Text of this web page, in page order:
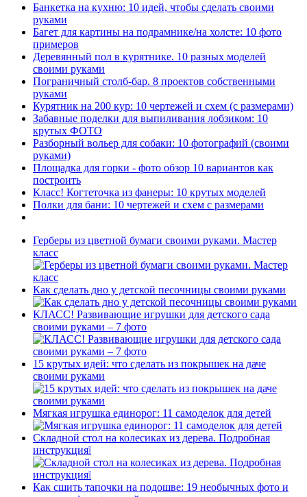
Банкетка на кухню: 10 идей, чтобы сделать своими
руками
Багет для картины на подрамнике/на холсте: 10 фото
примеров
Деревянный пол в курятнике. 10 разных моделей
своими руками
Пограничный столб-бар. 8 проектов собственными
руками
Курятник на 200 кур: 10 чертежей и схем (с размерами)
Забавные поделки для выпиливания лобзиком: 10
крутых ФОТО
Разборный вольер для собаки: 10 фотографий (своими
руками)
Площадка для горки - фото обзор 10 вариантов как
построить
Класс! Когтеточка из фанеры: 10 крутых моделей
Полки для бани: 10 чертежей и схем с размерами
Герберы из цветной бумаги своими руками. Мастер
класс
Как сделать дно у детской песочницы своими руками
КЛАСС! Развивающие игрушки для детского сада
своими руками – 7 фото
15 крутых идей: что сделать из покрышек на даче
своими руками
Мягкая игрушка единорог: 11 самоделок для детей
Складной стол на колесиках из дерева. Подробная
инструкция❕
Как сшить тапочки на подошве: 19 необычных фото и